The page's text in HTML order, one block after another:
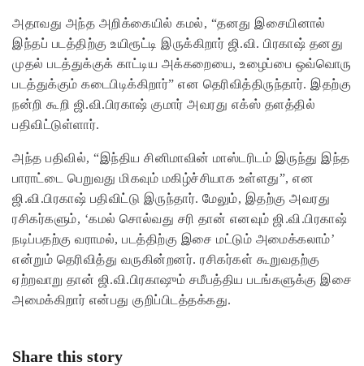
அதாவது அந்த அறிக்கையில் கமல், “தனது இசையினால்
இந்தப் படத்திற்கு உயிரூட்டி இருக்கிறார் ஜி.வி. பிரகாஷ் தனது
முதல் படத்துக்குக் காட்டிய அக்கறையை, உழைப்பை ஒவ்வொரு
படத்துக்கும் கடைபிடிக்கிறார்” என தெரிவித்திருந்தார். இதற்கு
நன்றி கூறி ஜி.வி.பிரகாஷ் குமார் அவரது எக்ஸ் தளத்தில்
பதிவிட்டுள்ளார்.
அந்த பதிவில், “இந்திய சினிமாவின் மாஸ்டரிடம் இருந்து இந்த
பாராட்டை பெறுவது மிகவும் மகிழ்ச்சியாக உள்ளது”, என
ஜி.வி.பிரகாஷ் பதிவிட்டு இருந்தார். மேலும், இதற்கு அவரது
ரசிகர்களும், ‘கமல் சொல்வது சரி தான் எனவும் ஜி.வி.பிரகாஷ்
நடிப்பதற்கு வராமல், படத்திற்கு இசை மட்டும் அமைக்கலாம்’
என்றும் தெரிவித்து வருகின்றனர். ரசிகர்கள் கூறுவதற்கு
ஏற்றவாறு தான் ஜி.வி.பிரகாஷும் சமீபத்திய படங்களுக்கு இசை
அமைக்கிறார் என்பது குறிப்பிடத்தக்கது.
Share this story